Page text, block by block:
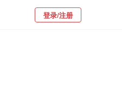
登录/注册